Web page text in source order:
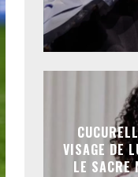
VISAGE DE
LE SACRE